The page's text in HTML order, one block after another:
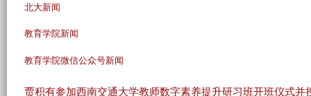
北大新闻
教育学院新闻
教育学院微信公众号新闻
贾积有参加西南交通大学教师数字素养提升研习班开班仪式并